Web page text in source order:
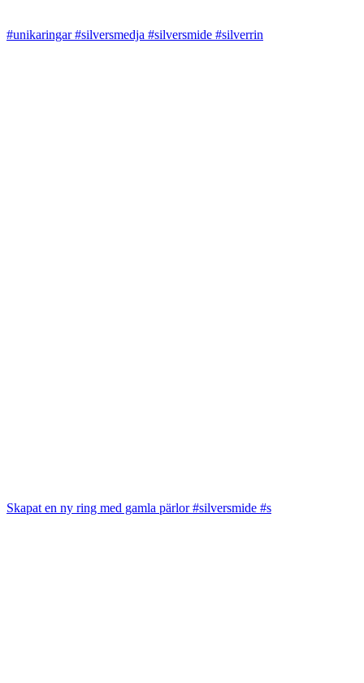
#unikaringar #silversmedja #silversmide #silverrin
Skapat en ny ring med gamla pärlor #silversmide #s